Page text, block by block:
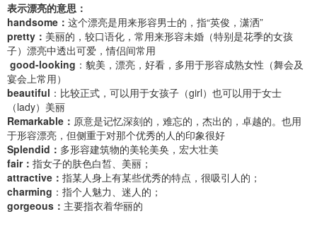
表示漂亮的意思：
handsome： 这个漂亮是用来形容男士的，指“英俊，潇洒”
pretty： 美丽的，较口语化，常用来形容未婚（特别是花季的女孩
子）漂亮中透出可爱，情侣间常用
good-looking ：貌美，漂亮，好看，多用于形容成熟女性（舞会及
宴会上常用）
beautiful ：比较正式，可以用于女孩子（girl）也可以用于女士
（lady）美丽
Remarkable： 原意是记忆深刻的，难忘的，杰出的，卓越的。也用
于形容漂亮，但侧重于对那个优秀的人的印象很好
Splendid： 多形容建筑物的美轮美奂，宏大壮美
fair： 指女子的肤色白皙、美丽；
attractive： 指某人身上有某些优秀的特点，很吸引人的；
charming ：指个人魅力、迷人的；
gorgeous： 主要指衣着华丽的